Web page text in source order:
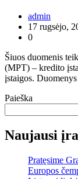
admin
17 rugsėjo,
0
Šiuos duomenis
(MPT) – kredito
įstaigos.
Paieška
Naujausi
Pratęsime
Europos